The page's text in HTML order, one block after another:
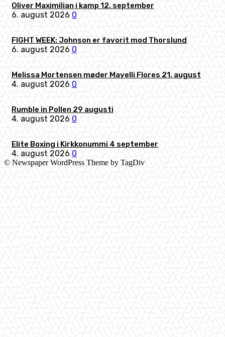
Oliver Maximilian i kamp 12. september
6. august 2026 0
FIGHT WEEK: Johnson er favorit mod Thorslund
6. august 2026 0
Melissa Mortensen møder Mayelli Flores 21. august
4. august 2026 0
Rumble in Pollen 29 augusti
4. august 2026 0
Elite Boxing i Kirkkonummi 4 september
4. august 2026 0
© Newspaper WordPress Theme by TagDiv